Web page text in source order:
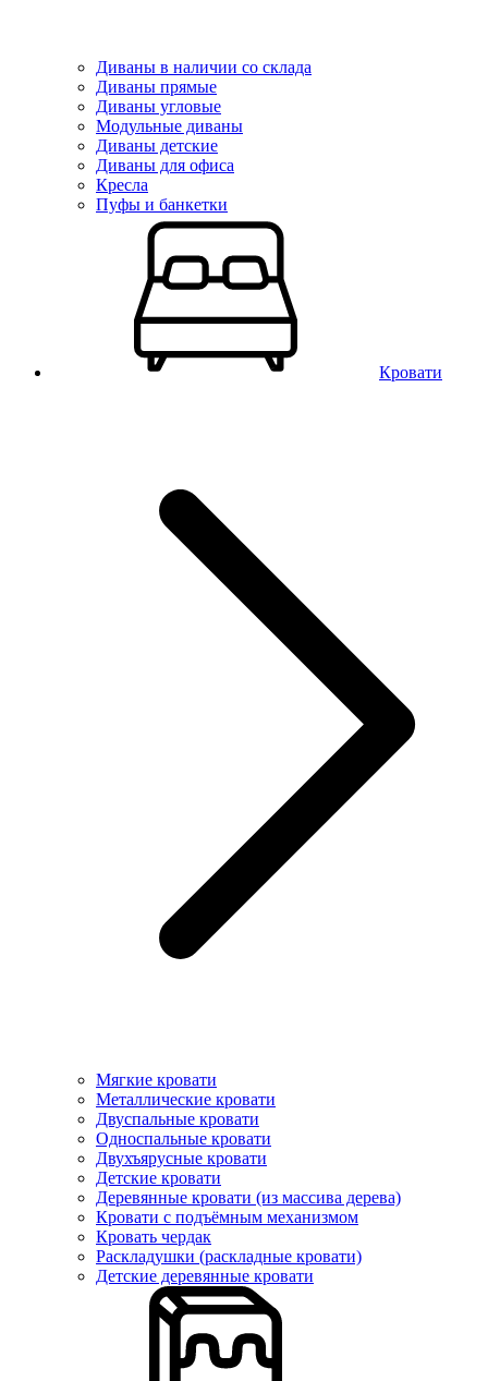
Диваны в наличии со склада
Диваны прямые
Диваны угловые
Модульные диваны
Диваны детские
Диваны для офиса
Кресла
Пуфы и банкетки
Кровати
Мягкие кровати
Металлические кровати
Двуспальные кровати
Односпальные кровати
Двухъярусные кровати
Детские кровати
Деревянные кровати (из массива дерева)
Кровати с подъёмным механизмом
Кровать чердак
Раскладушки (раскладные кровати)
Детские деревянные кровати